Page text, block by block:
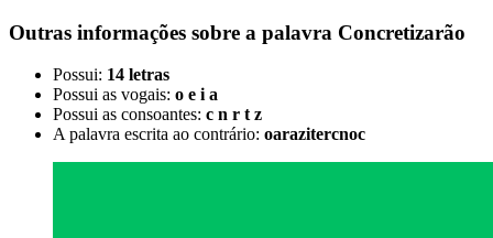
Outras informações sobre a palavra Concretizarão
Possui: 14 letras
Possui as vogais: o e i a
Possui as consoantes: c n r t z
A palavra escrita ao contrário: oarazitercnoc